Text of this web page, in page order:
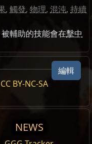
, 觸發, 物理, 混沌, 持續
輔助的技能會在擊中
編輯
CC BY-NC-SA
NEWS